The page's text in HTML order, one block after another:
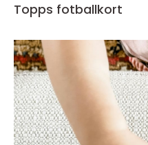
Topps fotballkort